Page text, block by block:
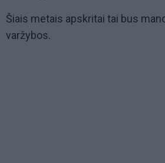
Šiais metais apskritai tai bus
varžybos.